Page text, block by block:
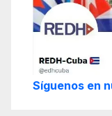
Síguenos en